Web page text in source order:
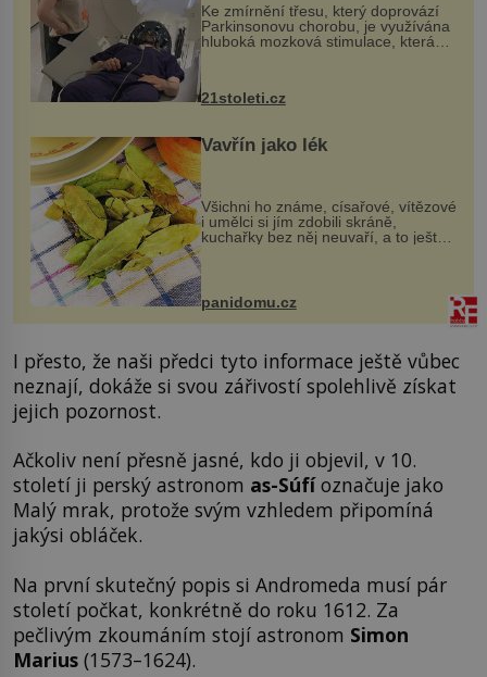
Ke zmírnění třesu, který doprovází
Parkinsonovu chorobu, je využívána
hluboká mozková stimulace, která
však vyžaduje vysoce invazivní
k dostatečně přesnému zacílení ...
21stoleti.cz
Vavřín jako lék
Všichni ho známe, císařové, vítězové
i umělci si jím zdobili skráně,
kuchařky bez něj neuvaří, a to ještě
nevíte, že bobkový list může výrazně
zmírnit některé naše neduhy.
Obsahuje v malém množství ně...
panidomu.cz
I přesto, že naši předci tyto informace ještě vůbec
neznají, dokáže si svou zářivostí spolehlivě získat
jejich pozornost.
Ačkoliv není přesně jasné, kdo ji objevil, v 10.
století ji perský astronom as-Súfíoznačuje jako
Malý mrak, protože svým vzhledem připomíná
jakýsi obláček.
Na první skutečný popis si Andromeda musí pár
století počkat, konkrétně do roku 1612. Za
pečlivým zkoumáním stojí astronom Simon
Marius (1573–1624).